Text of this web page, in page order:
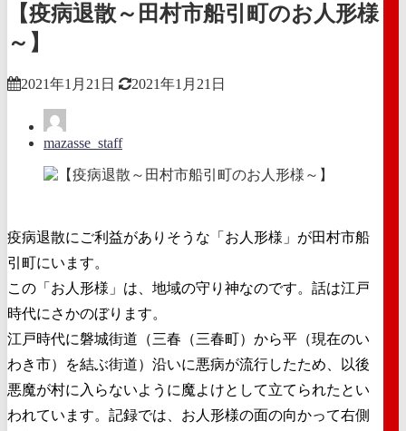
【疫病退散～田村市船引町のお人形様
～】
2021年1月21日 2021年1月21日
mazasse_staff
疫病退散にご利益がありそうな「お人形様」が田村市船
引町にいます。
この「お人形様」は、地域の守り神なのです。話は江戸
時代にさかのぼります。
江戸時代に磐城街道（三春（三春町）から平（現在のい
わき市）を結ぶ街道）沿いに悪病が流行したため、以後
悪魔が村に入らないように魔よけとして立てられたとい
われています。記録では、お人形様の面の向かって右側